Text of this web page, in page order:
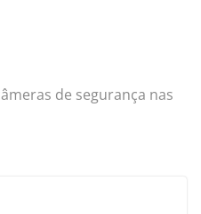
de segurança nas